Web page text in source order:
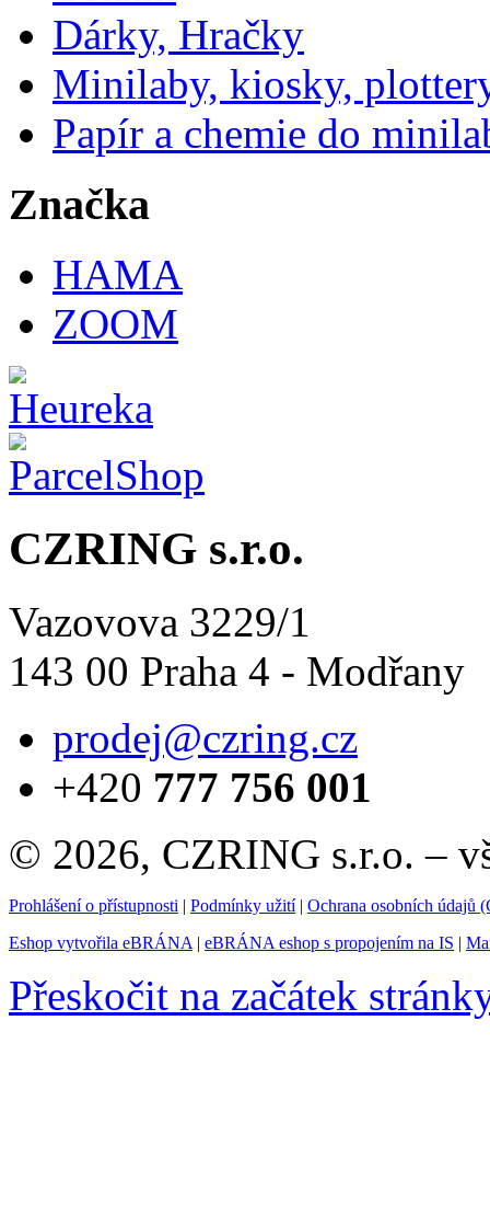
Dárky, Hračky
Minilaby, kiosky,
Papír a chemie do
Značka
HAMA
ZOOM
CZRING s.r.o.
Vazovova 3229/1
143 00 Praha 4 - Modřany
prodej@czring.cz
+420 777 756 001
© 2026, CZRING s.r.o. –
Prohlášení o přístupnosti | Podmínky užití| Ochrana osobních údajů
Eshop vytvořila eBRÁNA | eBRÁNA eshop s propojením na IS |
Přeskočit na začátek